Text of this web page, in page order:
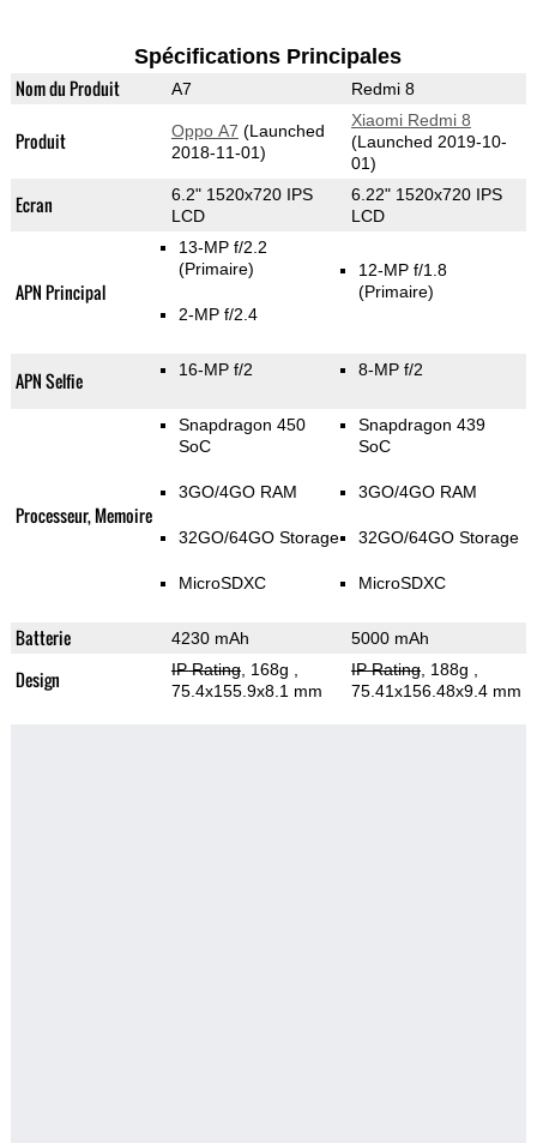
Spécifications Principales
Nom du Produit A7 Redmi 8
Produit Oppo A7 (Launched
2018-11-01)
Xiaomi Redmi 8
(Launched 2019-10-
01)
Ecran
6.2" 1520x720 IPS
LCD
6.22" 1520x720 IPS
LCD
APN Principal
13-MP f/2.2
(Primaire)
2-MP f/2.4
12-MP f/1.8
(Primaire)
APN Selfie 16-MP f/2 8-MP f/2
Processeur, Memoire
Snapdragon 450
SoC
3GO/4GO RAM
32GO/64GO Storage
MicroSDXC
Snapdragon 439
SoC
3GO/4GO RAM
32GO/64GO Storage
MicroSDXC
Batterie 4230 mAh 5000 mAh
Design IP Rating, 168g
75.4x155.9x8.1 mm
IP Rating, 188g
75.41x156.48x9.4 mm